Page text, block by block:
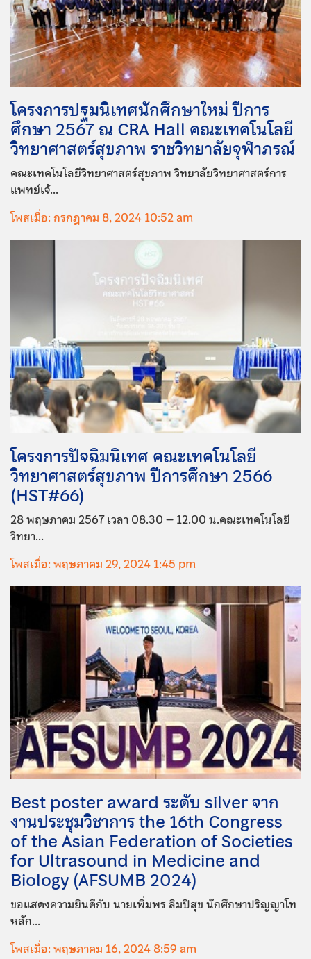
โครงการปฐมนิเทศนักศึกษาใหม่ ปีการ
ศึกษา 2567 ณ CRA Hall คณะเทคโนโลยี
วิทยาศาสตร์สุขภาพ ราชวิทยาลัยจุฬาภรณ์
คณะเทคโนโลยีวิทยาศาสตร์สุขภาพ วิทยาลัยวิทยาศาสตร์การ
แพทย์เจ้...
โพสเมื่อ: กรกฎาคม 8, 2024 10:52 am
โครงการปัจฉิมนิเทศ คณะเทคโนโลยี
วิทยาศาสตร์สุขภาพ ปีการศึกษา 2566
(HST#66)
28 พฤษภาคม 2567 เวลา 08.30 – 12.00 น.คณะเทคโนโลยี
วิทยา...
โพสเมื่อ: พฤษภาคม 29, 2024 1:45 pm
Best poster award ระดับ silver จาก
งานประชุมวิชาการ the 16th Congress
of the Asian Federation of Societies
for Ultrasound in Medicine and
Biology (AFSUMB 2024)
ขอแสดงความยินดีกับ นายเพิ่มพร ลิมปิสุข นักศึกษาปริญญาโท
หลัก...
โพสเมื่อ: พฤษภาคม 16, 2024 8:59 am